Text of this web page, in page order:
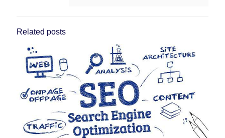
Related posts